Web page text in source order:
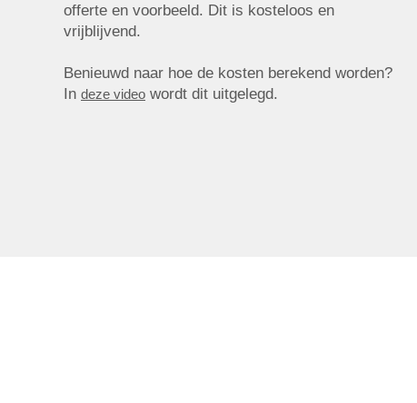
offerte en voorbeeld. Dit is kosteloos en
vrijblijvend.
Benieuwd naar hoe de kosten berekend worden?
In deze video wordt dit uitgelegd.